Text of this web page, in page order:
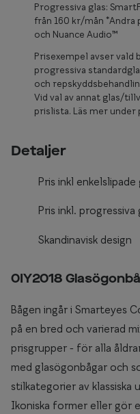
Progressiva glas:
från 160 kr/mån *Andra
och Nuance Audio™
Prisexempel avser vald
progressiva
och
Vid val av annat glas/
prislista. Läs mer under
Detaljer
Pris inkl
Pris inkl.
Skandinavisk design
0IY2018
Bågen ingår i Smarteyes
på en bred och varierad
prisgrupper - för alla
med glasögonbågar och
stilkategorier av klassiska
Ikoniska former eller gör